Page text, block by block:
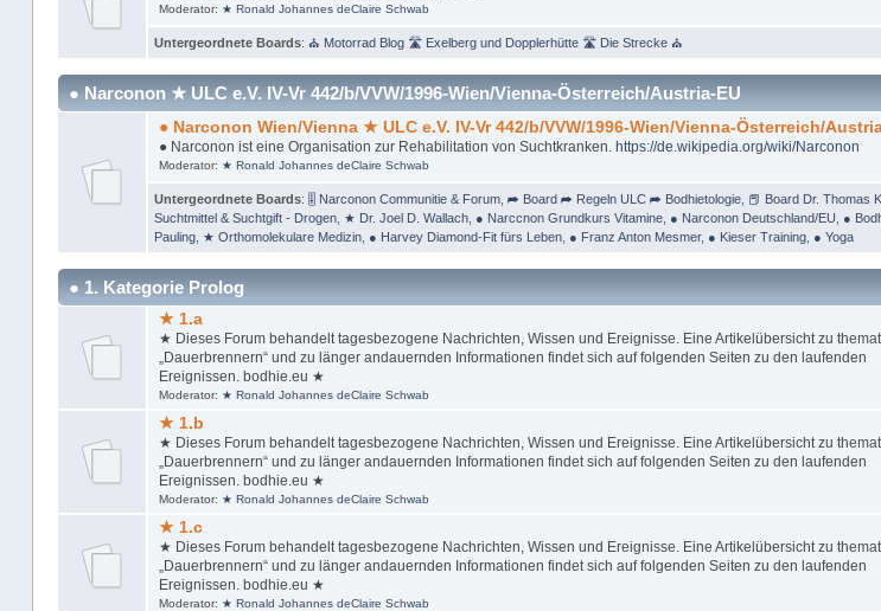
Moderator: ★ Ronald Johannes deClaire Schwab
Untergeordnete Boards: ⛪ Motorrad Blog 🛣 Exelberg und Dopplerhütte 🛣 Die Strecke ⛪
● Narconon ★ ULC e.V. IV-Vr 442/b/VVW/1996-Wien/Vienna-Österreich/Austria-EU
● Narconon Wien/Vienna ★ ULC e.V. IV-Vr 442/b/VVW/1996-Wien/Vienna-Österreich/
● Narconon ist eine Organisation zur Rehabilitation von Suchtkranken. https://de.wikipedia.org/wiki/Narconon
Moderator: ★ Ronald Johannes deClaire Schwab
Untergeordnete Boards: 🎚 Narconon Communitie & Forum, ➦ Board ➦ Regeln ULC ➦ Bodhietologie, 📕 Board Dr. Thomas
Suchtmittel & Suchtgift - Drogen, ★ Dr. Joel D. Wallach, ● Narccnon Grundkurs Vitamine, ● Narconon Deutschland/EU ●
Pauling, ★ Orthomolekulare Medizin, ● Harvey Diamond-Fit fürs Leben, ● Franz Anton Mesmer, ● Kieser Training, ● Yoga
● 1. Kategorie Prolog
★ 1.a
★ Dieses Forum behandelt tagesbezogene Nachrichten, Wissen und Ereignisse. Eine Artikelübersicht zu
„Dauerbrennern“ und zu länger andauernden Informationen findet sich auf folgenden Seiten zu den laufenden
Ereignissen. bodhie.eu ★
Moderator: ★ Ronald Johannes deClaire Schwab
★ 1.b
★ Dieses Forum behandelt tagesbezogene Nachrichten, Wissen und Ereignisse. Eine Artikelübersicht zu
„Dauerbrennern“ und zu länger andauernden Informationen findet sich auf folgenden Seiten zu den laufenden
Ereignissen. bodhie.eu ★
Moderator: ★ Ronald Johannes deClaire Schwab
★ 1.c
★ Dieses Forum behandelt tagesbezogene Nachrichten, Wissen und Ereignisse. Eine Artikelübersicht zu
„Dauerbrennern“ und zu länger andauernden Informationen findet sich auf folgenden Seiten zu den laufenden
Ereignissen. bodhie.eu ★
Moderator: ★ Ronald Johannes deClaire Schwab